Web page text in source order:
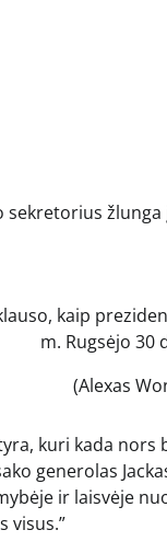
žlunga
kaip
m. Rugsėjo 30
(Alexas
kuri kada nors
generolas
ir laisvėje
visus.”